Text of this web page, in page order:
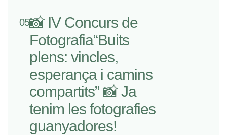
05📸 IV Concurs de
Fotografia“Buits
plens: vincles,
esperança i camins
compartits” 📸 Ja
tenim les fotografies
guanyadores!